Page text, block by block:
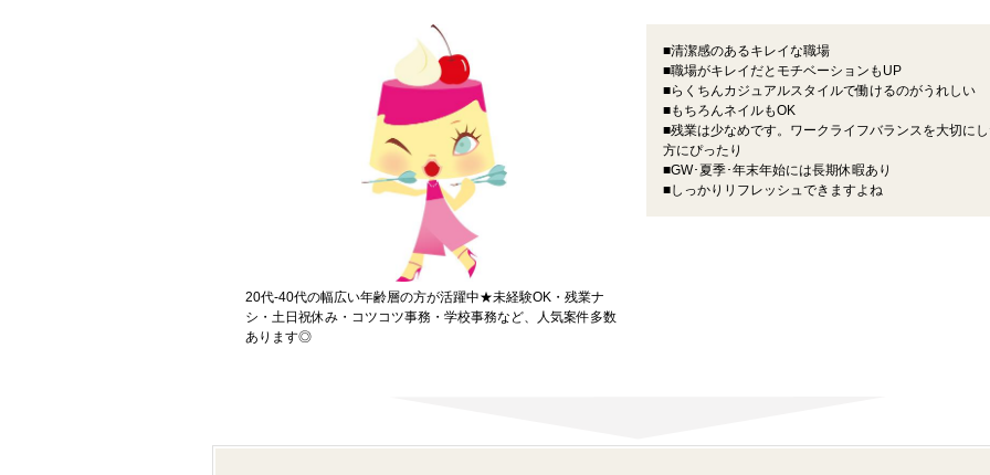
20代-40代の幅広い年齢層の方が活躍中★未経験OK・残業ナ
シ・土日祝休み・コツコツ事務・学校事務など、人気案件多数
あります◎
■清潔感のあるキレイな職場
■職場がキレイだとモチベーションもUP
■らくちんカジュアルスタイルで働けるのがうれしい
■もちろんネイルもOK
■残業は少なめです。ワークライフバランスを大切に
方にぴったり
■GW･夏季･年末年始には長期休暇あり
■しっかりリフレッシュできますよね